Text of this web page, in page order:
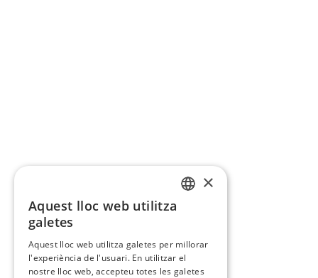
×
Aquest lloc web utilitza
galetes
Aquest lloc web utilitza galetes per millorar
l'experiència de l'usuari. En utilitzar el
nostre lloc web, accepteu totes les galetes